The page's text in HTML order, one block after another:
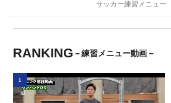
サッカー練習メニュー
RANKING －練習メニュー動画－
1